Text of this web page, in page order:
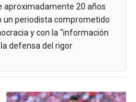
aproximadamente 20 años
un periodista comprometido
y con la “información
defensa del rigor